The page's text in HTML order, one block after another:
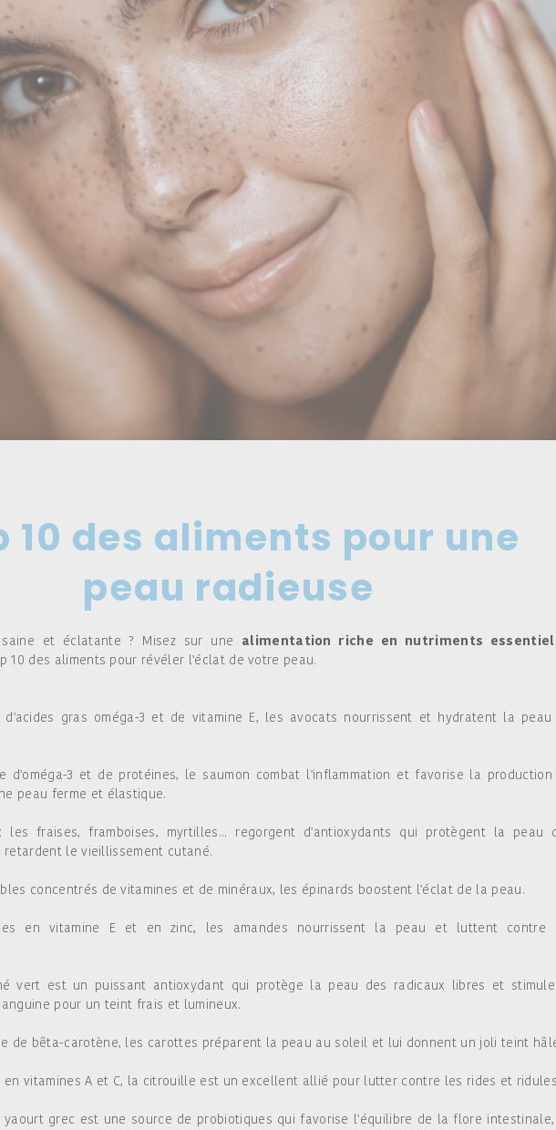
10 des aliments pour une
peau radieuse
saine et éclatante ? Misez sur une alimentation riche en nutriments
10 des aliments pour révéler l'éclat de votre peau.
gras oméga-3 et de vitamine E, les avocats nourrissent et hydratent la peau
d'oméga-3 et de protéines, le saumon combat l'inflammation et favorise la production
peau ferme et élastique.
les fraises, framboises, myrtilles... regorgent d'antioxydants qui protègent la peau
retardent le vieillissement cutané.
concentrés de vitamines et de minéraux, les épinards boostent l'éclat de la peau.
en vitamine E et en zinc, les amandes nourrissent la peau et luttent contre
vert est un puissant antioxydant qui protège la peau des radicaux libres et
pour un teint frais et lumineux.
de bêta-carotène, les carottes préparent la peau au soleil et lui donnent un joli teint
en vitamines A et C, la citrouille est un excellent allié pour lutter contre les rides et
yaourt grec est une source de probiotiques qui favorise l'équilibre de la flore